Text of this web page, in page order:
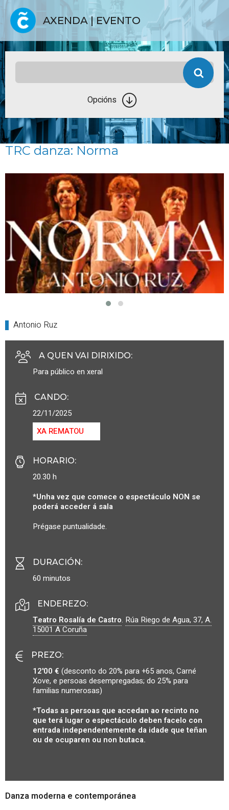
AXENDA | EVENTO
Opcións
TRC danza: Norma
Antonio Ruz
A QUEN VAI DIRIXIDO:
Para público en xeral
CANDO:
22/11/2025
XA REMATOU
HORARIO:
20.30 h
*Unha vez que comece o espectáculo NON se
poderá acceder á sala
Prégase puntualidade.
DURACIÓN:
60 minutos
ENDEREZO:
Teatro Rosalía de Castro. Rúa Riego de Agua, 37, A.
15001A Coruña
PREZO:
12'00 € (desconto do 20% para +65 anos, Carné
Xove, e persoas desempregadas; do 25% para
familias numerosas)
*Todas as persoas que accedan ao recinto no
que terá lugar o espectáculo deben facelo con
entrada independentemente da idade que teñan
ou de ocuparen ou non butaca.
Danza moderna e contemporánea